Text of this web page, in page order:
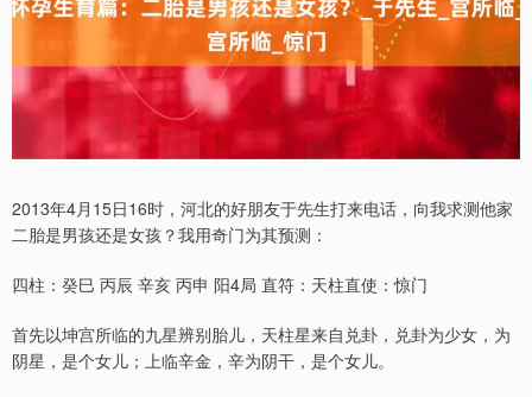
2013年4月15日16时，河北的好朋友于先生打来电话，向我求测他家
二胎是男孩还是女孩？我用奇门为其预测：
四柱：癸巳 丙辰 辛亥 丙申 阳4局 直符：天柱直使：惊门
首先以坤宫所临的九星辨别胎儿，天柱星来自兑卦，兑卦为少女，为
阴星，是个女儿；上临辛金，辛为阴干，是个女儿。